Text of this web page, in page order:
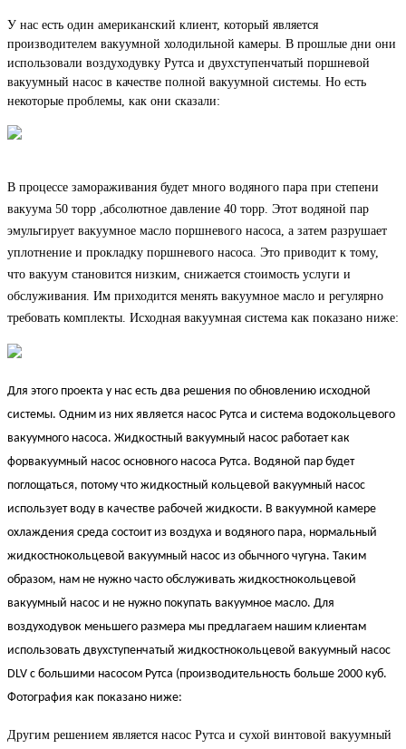
У нас есть один американский клиент, который является
производителем вакуумной холодильной камеры. В прошлые дни они
использовали воздуходувку Рутса и двухступенчатый поршневой
вакуумный насос в качестве полной вакуумной системы. Но есть
некоторые проблемы, как они сказали:
В процессе замораживания будет много водяного пара при степени
вакуума 50 торр абсолютное давление 40 торр. Этот водяной пар
эмульгирует вакуумное масло поршневого насоса, а затем разрушает
уплотнение и прокладку поршневого насоса. Это приводит к тому,
что вакуум становится низким, снижается стоимость услуги и
обслуживания. Им приходится менять вакуумное масло и регулярно
требовать комплекты. Исходная вакуумная система как показано ниже:
Для этого проекта у нас есть два решения по обновлению исходной
системы. Одним из них является насос Рутса и система водокольцевого
вакуумного насоса. Жидкостный вакуумный насос работает как
форвакуумный насос основного насоса Рутса. Водяной пар будет
поглощаться, потому что жидкостный кольцевой вакуумный насос
использует воду в качестве рабочей жидкости. В вакуумной камере
охлаждения среда состоит из воздуха и водяного пара, нормальный
жидкостнокольцевой вакуумный насос из обычного чугуна. Таким
образом, нам не нужно часто обслуживать жидкостнокольцевой
вакуумный насос и не нужно покупать вакуумное масло. Для
воздуходувок меньшего размера мы предлагаем нашим клиентам
использовать двухступенчатый жидкостнокольцевой вакуумный насос
DLV с большими насосом Рутса (производительность больше 2000 куб.
Фотография как показано ниже:
Другим решением является насос Рутса и сухой винтовой вакуумный